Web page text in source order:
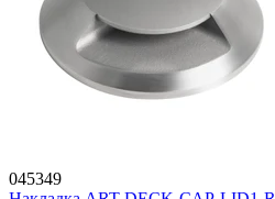
045349